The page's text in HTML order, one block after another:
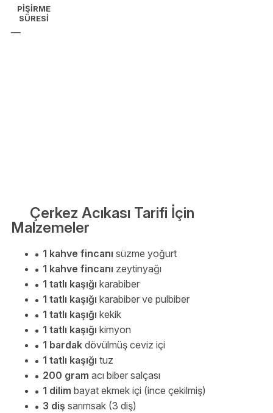
PİŞİRME
SÜRESİ
—
Çerkez Acıkası Tarifi İçin
Malzemeler
1 kahve fincanı süzme yoğurt
1 kahve fincanı zeytinyağı
1 tatlı kaşığı karabiber
1 tatlı kaşığı karabiber ve pulbiber
1 tatlı kaşığı kekik
1 tatlı kaşığı kimyon
1 bardak dövülmüş ceviz içi
1 tatlı kaşığı tuz
200 gram acı biber salçası
1 dilim bayat ekmek içi (ince çekilmiş)
3 diş sarımsak (3 diş)